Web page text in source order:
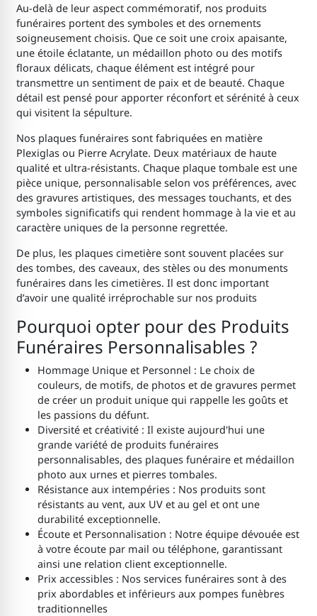
Au-delà de leur aspect commémoratif, nos produits
funéraires portent des symboles et des ornements
soigneusement choisis. Que ce soit une croix apaisante,
une étoile éclatante, un médaillon photo ou des motifs
floraux délicats, chaque élément est intégré pour
transmettre un sentiment de paix et de beauté. Chaque
détail est pensé pour apporter réconfort et sérénité à ceux
qui visitent la sépulture.
Nos plaques funéraires sont fabriquées en matière
Plexiglas ou Pierre Acrylate. Deux matériaux de haute
qualité et ultra-résistants. Chaque plaque tombale est une
pièce unique, personnalisable selon vos préférences, avec
des gravures artistiques, des messages touchants, et des
symboles significatifs qui rendent hommage à la vie et au
caractère uniques de la personne regrettée.
De plus, les plaques cimetière sont souvent placées sur
des tombes, des caveaux, des stèles ou des monuments
funéraires dans les cimetières. Il est donc important
d’avoir une qualité irréprochable sur nos produits
Pourquoi opter pour des Produits
Funéraires Personnalisables ?
Hommage Unique et Personnel : Le choix de
couleurs, de motifs, de photos et de gravures permet
de créer un produit unique qui rappelle les goûts et
les passions du défunt.
Diversité et créativité : Il existe aujourd'hui une
grande variété de produits funéraires
personnalisables, des plaques funéraire et médaillon
photo aux urnes et pierres tombales.
Résistance aux intempéries : Nos produits sont
résistants au vent, aux UV et au gel et ont une
durabilité exceptionnelle.
Écoute et Personnalisation : Notre équipe dévouée est
à votre écoute par mail ou téléphone, garantissant
ainsi une relation client exceptionnelle.
Prix accessibles : Nos services funéraires sont à des
prix abordables et inférieurs aux pompes funèbres
traditionnelles